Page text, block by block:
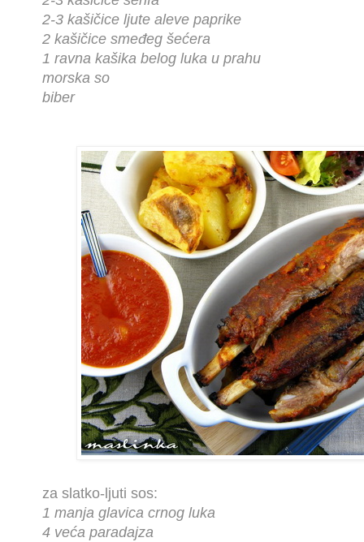
2-3 kašičice ljute aleve paprike
2 kašičice smeđeg šećera
1 ravna kašika belog luka u prahu
morska so
biber
za slatko-ljuti sos:
1 manja glavica crnog luka
4 veća paradajza